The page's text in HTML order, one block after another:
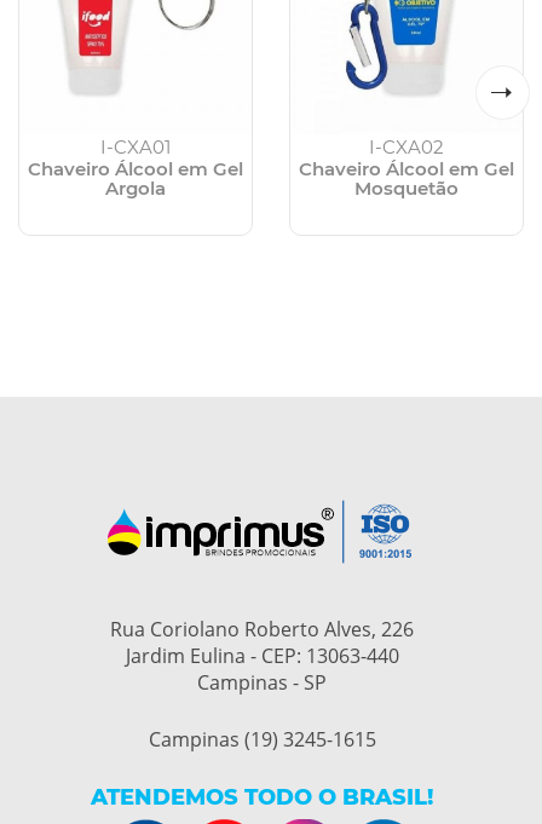
I-CXA01
Chaveiro Álcool em Gel
Argola
I-CXA02
Chaveiro Álcool em Gel
Mosquetão
Rua Coriolano Roberto Alves, 226
Jardim Eulina - CEP: 13063-440
Campinas - SP
Campinas (19) 3245-1615
ATENDEMOS TODO O BRASIL!